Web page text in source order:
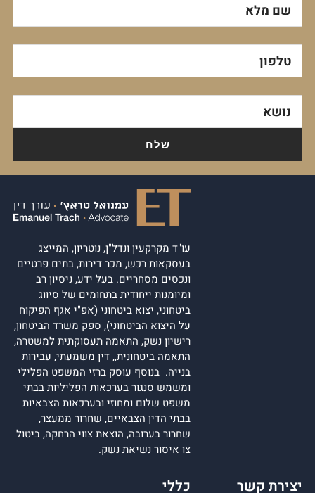
שם מלא
טלפון
נושא
עו"ד מקרקעין ונדל"ן, נוטריון, המייצג
בעסקאות רכש, מכר דירות, בתים פרטיים
ונכסים מסחריים. בעל ידע, ניסיון רב
ומיומנות ייחודית בתחומים של סיווג
ביטחוני, יצוא ביטחוני (אפ"י אגף הפיקוח
על היצוא הביטחוני), ספק משרד הביטחון,
רישיון נשק, התאמה תעסוקתית למשטרה,
התאמה ביטחונית,, דין משמעתי, עבירות
בנייה. בנוסף עוסק ברזי המשפט הפלילי
ומשמש סנגור בערכאות הפליליות בבתי
משפט שלום ומחוזי ובערכאות הצבאיות
בבתי הדין הצבאיים, שחרור ממעצר,
שחרור בערובה, הוצאת צווי הרחקה, ביטול
צו איסור נשיאת נשק.
יצירת קשר כללי